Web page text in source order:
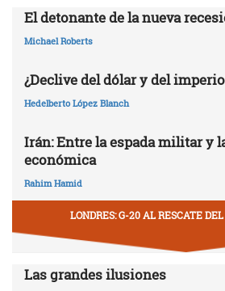
El detonante de la nueva
Michael Roberts
¿Declive del dólar y del
Hedelberto López Blanch
Irán: Entre la espada militar y
económica
Rahim Hamid
LONDRES: G-20 AL RESCATE
Las grandes ilusiones